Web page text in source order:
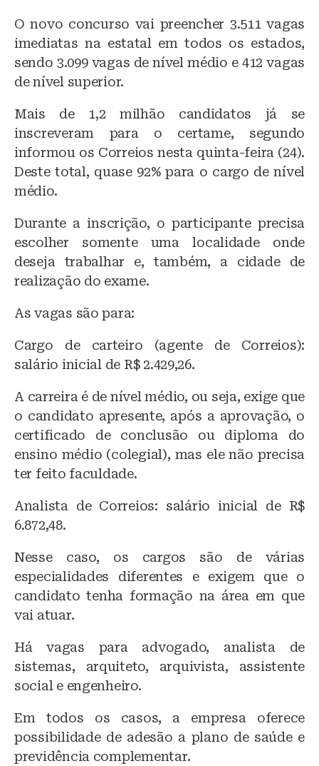
O novo concurso vai preencher 3.511 vagas
imediatas na estatal em todos os estados,
sendo 3.099 vagas de nível médio e 412 vagas
de nível superior.
Mais de 1,2 milhão candidatos já se
inscreveram para o certame, segundo
informou os Correios nesta quinta-feira (24).
Deste total, quase 92% para o cargo de nível
médio.
Durante a inscrição, o participante precisa
escolher somente uma localidade onde
deseja trabalhar e, também, a cidade de
realização do exame.
As vagas são para:
Cargo de carteiro (agente de Correios):
salário inicial de R$ 2.429,26.
A carreira é de nível médio, ou seja, exige que
o candidato apresente, após a aprovação, o
certificado de conclusão ou diploma do
ensino médio (colegial), mas ele não precisa
ter feito faculdade.
Analista de Correios: salário inicial de R$
6.872,48.
Nesse caso, os cargos são de várias
especialidades diferentes e exigem que o
candidato tenha formação na área em que
vai atuar.
Há vagas para advogado, analista de
sistemas, arquiteto, arquivista, assistente
social e engenheiro.
Em todos os casos, a empresa oferece
possibilidade de adesão a plano de saúde e
previdência complementar.